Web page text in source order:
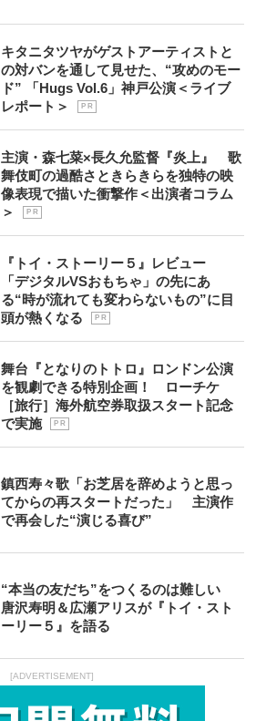
キタニタツヤがゲストアーティストと
の対バンを通して見せた、“攻めのモー
ド” 「Hugs Vol.6」神戸公演＜ライブ
レポート＞
P R
主演・森七菜×長久允監督『炎上』 歌
舞伎町の過酷さときらきらを独特の映
像表現で描いた衝撃作＜出演者コラム
＞
P R
『トイ・ストーリー５』レビュー
「デジタルVSおもちゃ」の先にあ
る“時が流れても変わらないもの”に目
頭が熱くなる
P R
舞台『となりのトトロ』ロンドン公演
を観劇できる特別企画！ ローチケ
［旅行］海外航空券取扱スタート記念
で実施
P R
鎮西寿々歌「お芝居を辞めようと思っ
てからの再スタートだった」 主演作
で再会した“演じる喜び”
“本当の友だち”をつくるのは難しい
唐沢寿明＆広瀬アリスが『トイ・スト
ーリー５』を語る
[ADVERTISEMENT]